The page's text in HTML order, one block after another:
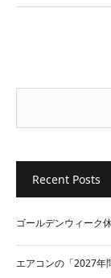
Recent Posts
ゴールデンウィーク
エアコンの「2027年